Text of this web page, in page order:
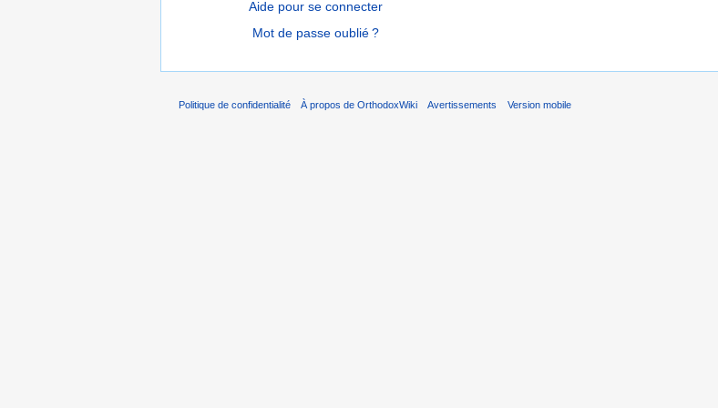
Aide pour se connecter
Mot de passe oublié ?
Politique de confidentialité À propos de OrthodoxWiki Avertissements Version mobile